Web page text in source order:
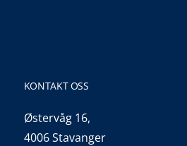
KONTAKT OSS
Østervåg 16,
4006 Stavanger